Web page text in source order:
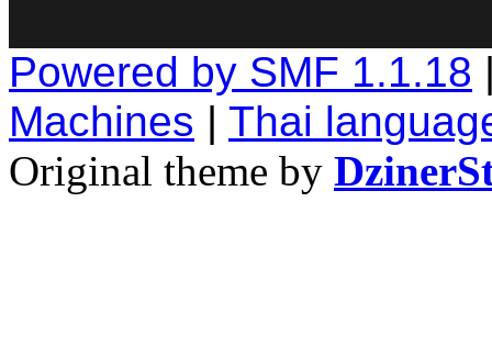
Powered by SMF 1.1.18
Machines | Thai
Original theme by